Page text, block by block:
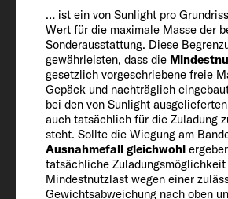
… ist ein von Sunlight pro
Wert für die maximale Masse der
Sonderausstattung. Diese
gewährleisten, dass die
gesetzlich vorgeschriebene freie
Gepäck und nachträglich
bei den von Sunlight
auch tatsächlich für die Zuladung
steht. Sollte die Wiegung am
Ausnahmefall gleichwohl
tatsächliche
Mindestnutzlast wegen einer
Gewichtsabweichung nach oben
Herstellerseitig festgelegte
Sonderausstattung* (kg)
249
Technisch zulässige
3500
Auflastung (optional)
3650